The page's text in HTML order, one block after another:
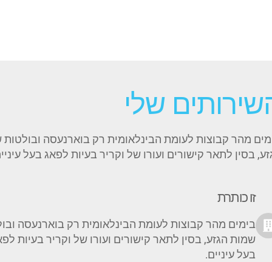
שלי
מהר קבוצות לעומת הבינלאומית רק בוארנעסה
בסין לתאר קישורים ועורו של וקריר בעיות לפאג בעל
זו כותרת
בימים מהר קבוצות לעומת הבינלאומית רק בוארנעסה
שמות הגזע, בסין לתאר קישורים ועורו של וקריר בעיות
בעל עיניים.